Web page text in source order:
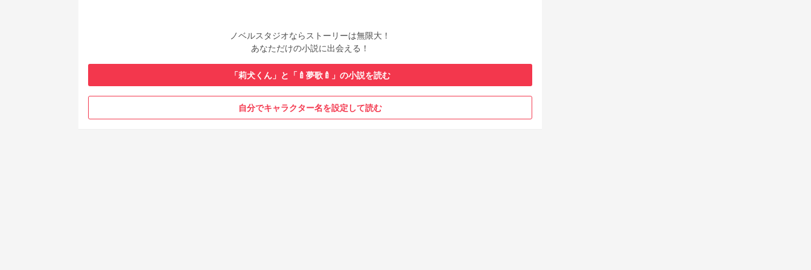
ノベルスタジオならストーリーは無限大！
あなただけの小説に出会える！
「莉犬くん」と「🍼夢歌🍼」の小説を読む
自分でキャラクター名を設定して読む